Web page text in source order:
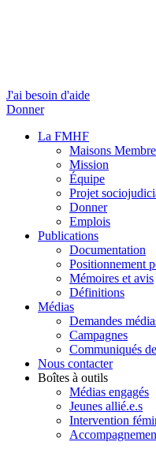
J'ai besoin d'aide
Donner
La FMHF
Maisons
Mission
Équipe
Projet
Donner
Emplois
Publications
Documentation
Positionnement
Mémoires et avis
Définitions
Médias
Demandes
Campagnes
Communiqués
Nous contacter
Boîtes à outils
Médias engagés
Jeunes allié.e.s
Intervention